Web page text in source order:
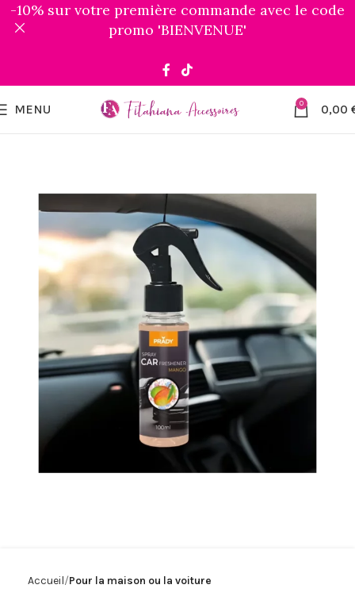
MENU 0 0,00
Accueil Pour la maison ou la voiture
-10% sur votre première commande avec le code
promo 'BIENVENUE'